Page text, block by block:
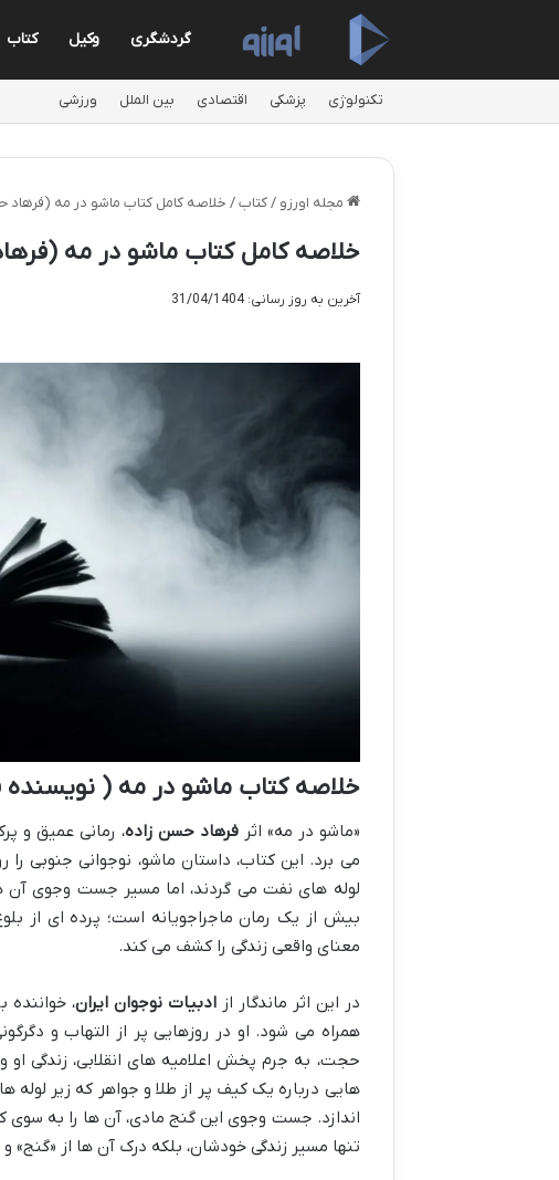
گردشگری وکیل کتاب
تکنولوژی پزشکی اقتصادی بین الملل ورزشی
مجله اورزو / کتاب / خلاصه کامل کتاب ماشو در مه (فرهاد
خلاصه کامل کتاب ماشو در مه
آخرین به روز رسانی: 31/04/1404
خلاصه کتاب ماشو در مه (
«ماشو در مه» اثرفرهاد حسن زاده، رمانی عمیق و
می برد. این کتاب، داستان ماشو، نوجوانی جنوبی
لوله های نفت می گردند، اما مسیر جست وجوی آن
بیش از یک رمان ماجراجویانه است؛ پرده ای از
معنای واقعی زندگی را کشف می کند.
در این اثر ماندگار ازادبیات نوجوان ایران، خواننده
همراه می شود. او در روزهایی پر از التهاب و
حجت، به جرم پخش اعلامیه های انقلابی، زندگی او
هایی درباره یک کیف پر از طلا و جواهر که زیر
اندازد. جست وجوی این گنج مادی، آن ها را به سوی
تنها مسیر زندگی خودشان، بلکه درک آن ها از «گنج»